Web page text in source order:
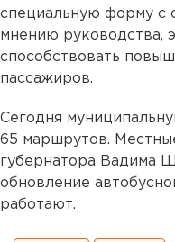
специальную форму с
мнению руководства,
способствовать
пассажиров.
Сегодня
65 маршрутов.
губернатора Вадима
обновление
работают.